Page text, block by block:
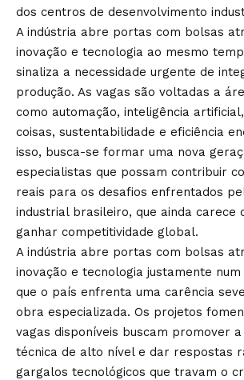
dos centros de desenvolvimento
A indústria abre portas com bolsas
inovação e tecnologia ao mesmo
sinaliza a necessidade urgente de
produção. As vagas são voltadas a
como automação, inteligência
coisas, sustentabilidade e eficiência
isso, busca-se formar uma nova
especialistas que possam contribuir
reais para os desafios enfrentados
industrial brasileiro, que ainda carece
ganhar competitividade global.
A indústria abre portas com bolsas
inovação e tecnologia justamente
que o país enfrenta uma carência
obra especializada. Os projetos
vagas disponíveis buscam promover
técnica de alto nível e dar respostas
gargalos tecnológicos que travam o